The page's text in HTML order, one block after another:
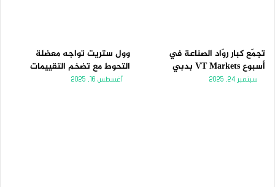
تجمّع كبار روّاد الصناعة في
أسبوع VT Markets بدبي
سبتمبر 24, 2025
وول ستريت تواجه معضلة
التحوط مع تضخم التقييمات
أغسطس 16, 2025